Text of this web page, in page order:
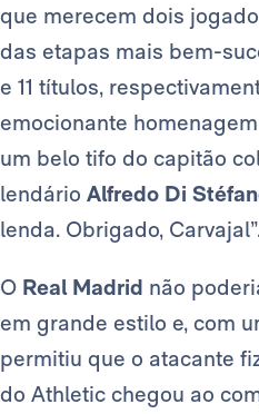
que merecem dois
das etapas mais bem-
e 11 títulos,
emocionante
um belo tifo do capitão
lendário Alfredo Di
lenda. Obrigado,
O Real Madrid não
em grande estilo e, com
permitiu que o atacante
do Athletic chegou ao